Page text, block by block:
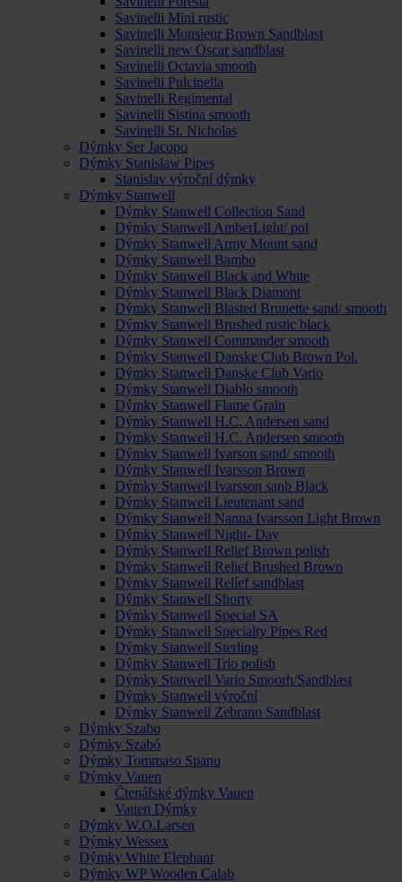
Savinelli Mini rustic
Savinelli Monsieur Brown Sandblast
Savinelli new Oscar sandblast
Savinelli Octavia smooth
Savinelli Pulcinella
Savinelli Regimental
Savinelli Sistina smooth
Savinelli St. Nicholas
Dýmky Ser Jacopo
Dýmky Stanislaw Pipes
Stanislav výroční dýmky
Dýmky Stanwell
Dýmky Stanwell Collection Sand
Dýmky Stanwell AmberLight/ pol
Dýmky Stanwell Army Mount sand
Dýmky Stanwell Bambo
Dýmky Stanwell Black and White
Dýmky Stanwell Black Diamont
Dýmky Stanwell Blasted Brunette sand/ smooth
Dýmky Stanwell Brushed rustic black
Dýmky Stanwell Commander smooth
Dýmky Stanwell Danske Club Brown Pol.
Dýmky Stanwell Danske Club Vario
Dýmky Stanwell Diablo smooth
Dýmky Stanwell Flame Grain
Dýmky Stanwell H.C. Andersen sand
Dýmky Stanwell H.C. Andersen smooth
Dýmky Stanwell Ivarson sand/ smooth
Dýmky Stanwell Ivarsson Brown
Dýmky Stanwell Ivarsson sanb Black
Dýmky Stanwell Lieutenant sand
Dýmky Stanwell Nanna Ivarsson Light Brown
Dýmky Stanwell Night- Day
Dýmky Stanwell Relief Brown polish
Dýmky Stanwell Relief Brushed Brown
Dýmky Stanwell Relíef sandblast
Dýmky Stanwell Shorty
Dýmky Stanwell Special SA
Dýmky Stanwell Specialty Pipes Red
Dýmky Stanwell Sterling
Dýmky Stanwell Trio polish
Dýmky Stanwell Vario Smoorh/Sandblast
Dýmky Stanwell výroční
Dýmky Stanwell Zebrano Sandblast
Dýmky Szabo
Dýmky Szabó
Dýmky Tommaso Spanu
Dýmky Vauen
Čtenářské dýmky Vauen
Vauen Dýmky
Dýmky W.O.Larsen
Dýmky Wessex
Dýmky White Elephant
Dýmky WP Wooden Calab